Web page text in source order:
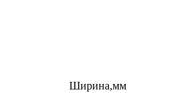
Ширина,мм